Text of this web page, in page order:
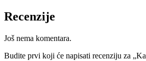
Recenzije
Još nema komentara.
Budite prvi koji će napisati recenziju za